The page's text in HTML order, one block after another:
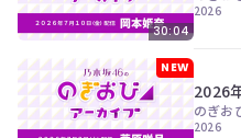
30:04
2026
NEW
2026
のぎお
2026